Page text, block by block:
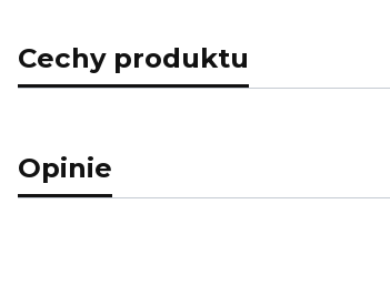
Cechy produktu
Opinie